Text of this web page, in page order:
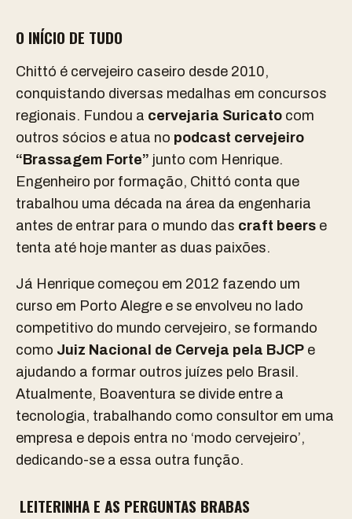
O INÍCIO DE TUDO
Chittó é cervejeiro caseiro desde 2010,
conquistando diversas medalhas em concursos
regionais. Fundou a cervejaria Suricato com
outros sócios e atua no podcast cervejeiro
“Brassagem Forte” junto com Henrique.
Engenheiro por formação, Chittó conta que
trabalhou uma década na área da engenharia
antes de entrar para o mundo das craft beers e
tenta até hoje manter as duas paixões.
Já Henrique começou em 2012 fazendo um
curso em Porto Alegre e se envolveu no lado
competitivo do mundo cervejeiro, se formando
como Juiz Nacional de Cerveja pela BJCP e
ajudando a formar outros juízes pelo Brasil.
Atualmente, Boaventura se divide entre a
tecnologia, trabalhando como consultor em uma
empresa e depois entra no ‘modo cervejeiro’,
dedicando-se a essa outra função.
LEITERINHA E AS PERGUNTAS BRABAS